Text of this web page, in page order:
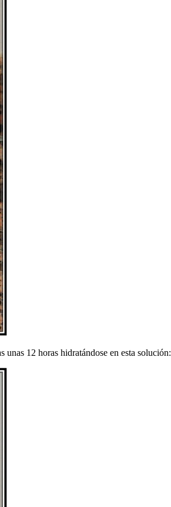
12 horas hidratándose en esta solución: